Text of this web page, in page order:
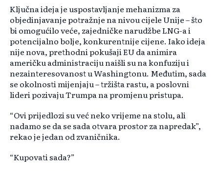
Ključna ideja je uspostavljanje mehanizma za
objedinjavanje potražnje na nivou cijele Unije – što
bi omogućilo veće, zajedničke narudžbe LNG-a i
potencijalno bolje, konkurentnije cijene. Iako ideja
nije nova, prethodni pokušaji EU da animira
američku administraciju naišli su na konfuziju i
nezainteresovanost u Washingtonu. Međutim, sada
se okolnosti mijenjaju – tržišta rastu, a poslovni
lideri pozivaju Trumpa na promjenu pristupa.
“Ovi prijedlozi su već neko vrijeme na stolu, ali
nadamo se da se sada otvara prostor za napredak”,
rekao je jedan od zvaničnika.
“Kupovati sada?”